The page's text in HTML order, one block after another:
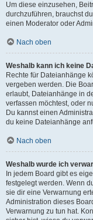
Um diese einzusehen,
durchzuführen, brauchst
einen Moderator oder
Nach oben
Weshalb kann ich keine
Rechte für Dateianhänge
vergeben werden. Die
erlaubt, Dateianhänge in
verfassen möchtest, oder
Du kannst einen
du keine Dateianhänge
Nach oben
Weshalb wurde ich
In jedem Board gibt es
festgelegt werden. Wenn
sie dir eine Verwarnung
Administration dieses
Verwarnung zu tun hat.